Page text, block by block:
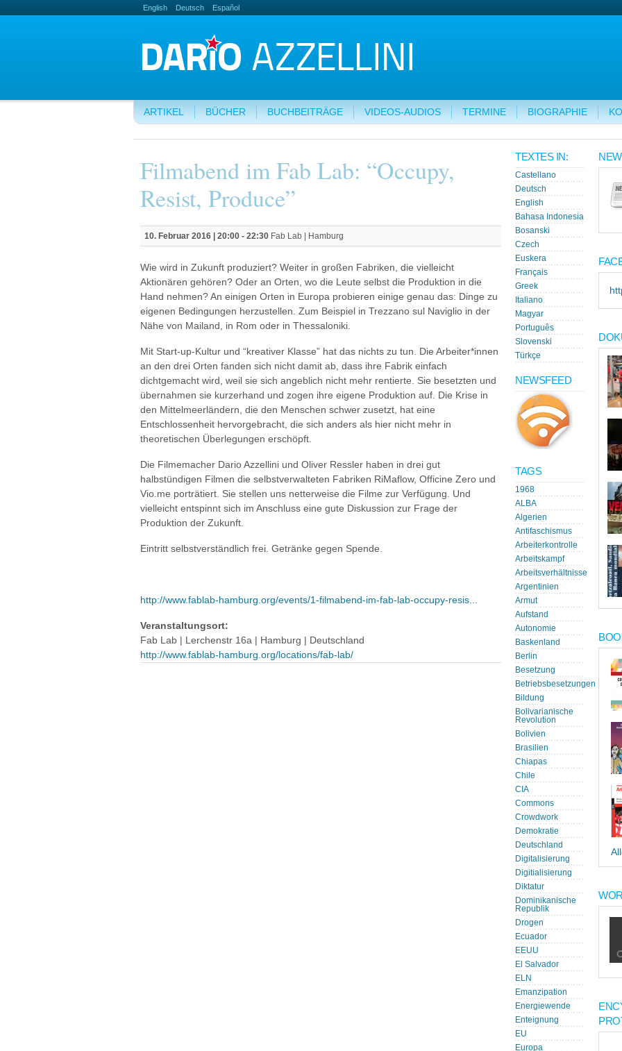
English Deutsch Español
ARTIKEL BÜCHER BUCHBEITRÄGE VIDEOS-AUDIOS TERMINE BIOGRAPHIE
Filmabend im Fab Lab: “Occupy,
Resist, Produce”
10. Februar 2016 | 20:00 - 22:30 Fab Lab | Hamburg
Wie wird in Zukunft produziert? Weiter in großen Fabriken, die vielleicht
Aktionären gehören? Oder an Orten, wo die Leute selbst die Produktion in die
Hand nehmen? An einigen Orten in Europa probieren einige genau das: Dinge zu
eigenen Bedingungen herzustellen. Zum Beispiel in Trezzano sul Naviglio in der
Nähe von Mailand, in Rom oder in Thessaloniki.
Mit Start-up-Kultur und “kreativer Klasse” hat das nichts zu tun. Die Arbeiter*innen
an den drei Orten fanden sich nicht damit ab, dass ihre Fabrik einfach
dichtgemacht wird, weil sie sich angeblich nicht mehr rentierte. Sie besetzten und
übernahmen sie kurzerhand und zogen ihre eigene Produktion auf. Die Krise in
den Mittelmeerländern, die den Menschen schwer zusetzt, hat eine
Entschlossenheit hervorgebracht, die sich anders als hier nicht mehr in
theoretischen Überlegungen erschöpft.
Die Filmemacher Dario Azzellini und Oliver Ressler haben in drei gut
halbstündigen Filmen die selbstverwalteten Fabriken RiMaflow, Officine Zero und
Vio.me porträtiert. Sie stellen uns netterweise die Filme zur Verfügung. Und
vielleicht entspinnt sich im Anschluss eine gute Diskussion zur Frage der
Produktion der Zukunft.
Eintritt selbstverständlich frei. Getränke gegen Spende.
http://www.fablab-hamburg.org/events/1-filmabend-im-fab-lab-occupy-resis...
Veranstaltungsort:
Fab Lab | Lerchenstr 16a | Hamburg | Deutschland
http://www.fablab-hamburg.org/locations/fab-lab/
TEXTES IN:
Castellano
Deutsch
English
Bahasa Indonesia
Bosanski
Czech
Euskera
Français
Greek
Italiano
Magyar
Português
Slovenski
Türkçe
NEWSFEED
TAGS
1968
ALBA
Algerien
Antifaschismus
Arbeiterkontrolle
Arbeitskampf
Arbeitsverhältnisse
Argentinien
Armut
Aufstand
Autonomie
Baskenland
Berlin
Besetzung
Betriebsbesetzungen
Bildung
Bolivarianische
Revolution
Bolivien
Brasilien
Chiapas
Chile
CIA
Commons
Crowdwork
Demokratie
Deutschland
Digitalisierung
Digitialisierung
Diktatur
Dominikanische
Republik
Drogen
Ecuador
EEUU
El Salvador
ELN
Emanzipation
Energiewende
Enteignung
EU
Europa